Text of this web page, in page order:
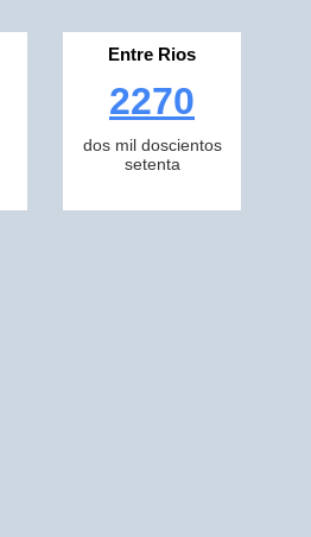
Entre Rios
2270
dos mil doscientos
setenta